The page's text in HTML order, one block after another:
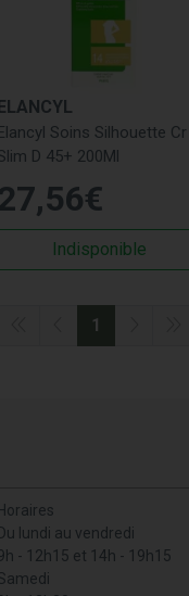
Soins Silhouette Cr
D 45+ 200Ml
,56€
Indisponible
1
Horaires
Du lundi au vendredi
- 12h15 et 14h - 19h15